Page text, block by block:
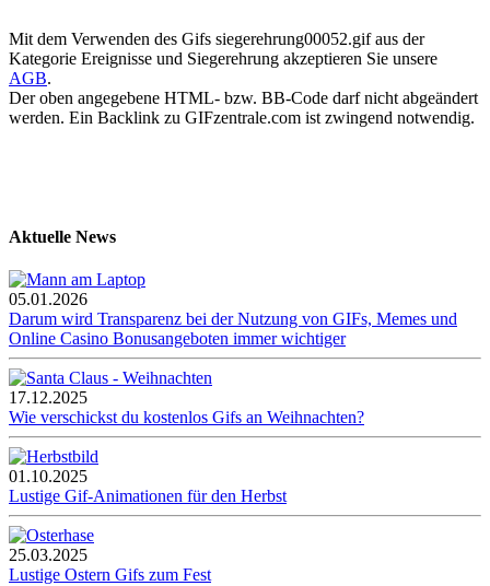
Mit dem Verwenden des Gifs siegerehrung00052.gif aus der
Kategorie Ereignisse und Siegerehrung akzeptieren Sie unsere
AGB.
Der oben angegebene HTML- bzw. BB-Code darf nicht abgeändert
werden. Ein Backlink zu GIFzentrale.com ist zwingend notwendig.
Aktuelle News
05.01.2026
Darum wird Transparenz bei der Nutzung von GIFs, Memes und
Online Casino Bonusangeboten immer wichtiger
17.12.2025
Wie verschickst du kostenlos Gifs an Weihnachten?
01.10.2025
Lustige Gif-Animationen für den Herbst
25.03.2025
Lustige Ostern Gifs zum Fest